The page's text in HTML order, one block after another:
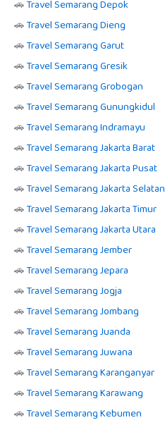
🚗Travel Semarang Depok
🚗Travel Semarang Dieng
🚗Travel Semarang Garut
🚗Travel Semarang Gresik
🚗Travel Semarang Grobogan
🚗Travel Semarang Gunungkidul
🚗Travel Semarang Indramayu
🚗Travel Semarang Jakarta Barat
🚗Travel Semarang Jakarta Pusat
🚗Travel Semarang Jakarta Selatan
🚗Travel Semarang Jakarta Timur
🚗Travel Semarang Jakarta Utara
🚗Travel Semarang Jember
🚗Travel Semarang Jepara
🚗Travel Semarang Jogja
🚗Travel Semarang Jombang
🚗Travel Semarang Juanda
🚗Travel Semarang Juwana
🚗Travel Semarang Karanganyar
🚗Travel Semarang Karawang
🚗Travel Semarang Kebumen